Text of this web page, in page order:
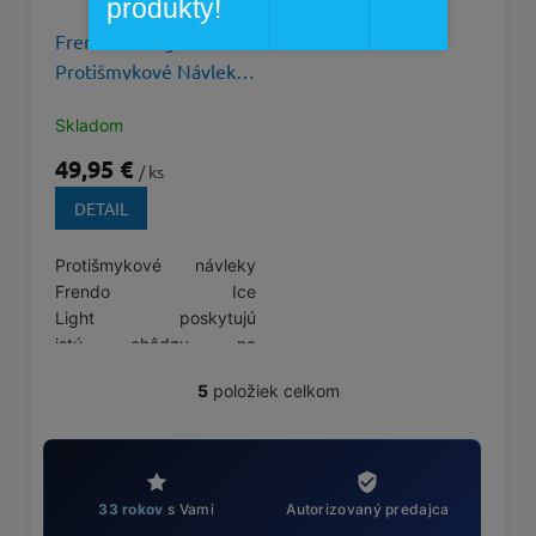
Frendo Ice Light
Protišmykové Návleky
Skladom
49,95 € / ks
DETAIL
Protišmykové návleky
Frendo Ice
Light poskytujú
istú chôdzu na
Sú z ľahkej nerezovej O
5položiek celkom
33 rokov s Vami Autorizovaný predajca
produkty!